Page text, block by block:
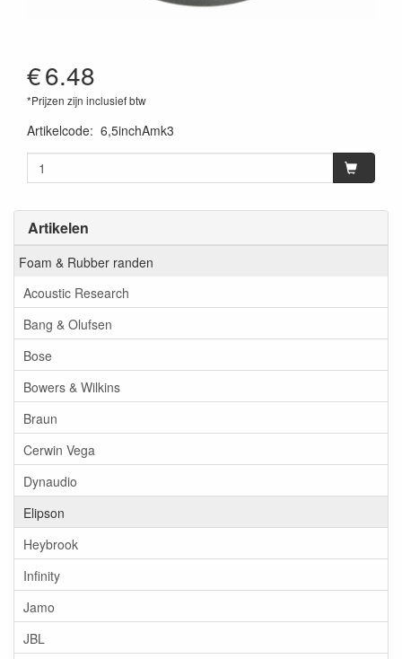
Artikelen
Foam & Rubber randen
Acoustic Research
Bang & Olufsen
Bose
Bowers & Wilkins
Braun
Cerwin Vega
Dynaudio
Elipson
Heybrook
Infinity
Jamo
JBL
€6.48
*Prijzen zijn inclusief btw
Artikelcode: 6,5inchAmk3